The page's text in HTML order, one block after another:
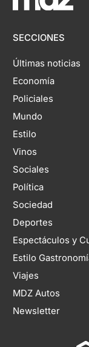
SECCIONES
Últimas noticias
Economía
Policiales
Mundo
Estilo
Vinos
Sociales
Política
Sociedad
Deportes
Espectáculos y
Estilo
Viajes
MDZ Autos
Newsletter